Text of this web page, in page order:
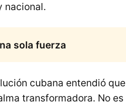
nacional.
sola fuerza
cubana entendió
transformadora. No